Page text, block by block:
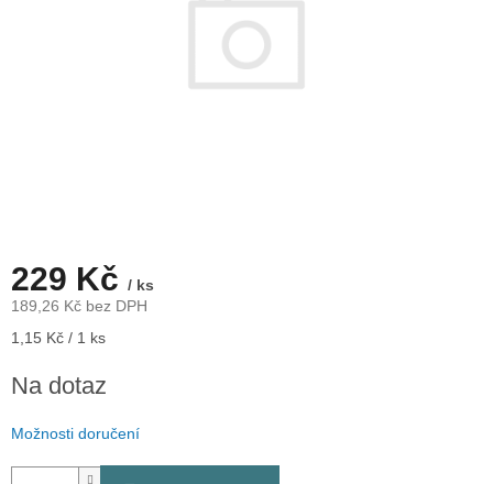
229 Kč / ks
189,26 Kč bez DPH
Měrná
1,15 Kč / 1 ks
Na dotaz
Možnosti doručení